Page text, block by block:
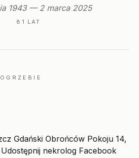
1943 — 2 marca 2025
81 LAT
Gdański Obrońców Pokoju 14,
nekrolog Facebook